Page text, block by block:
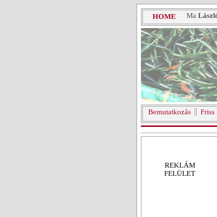
HOME Ma
Bemutatkozás Friss
REKLÁM
FELÜLET